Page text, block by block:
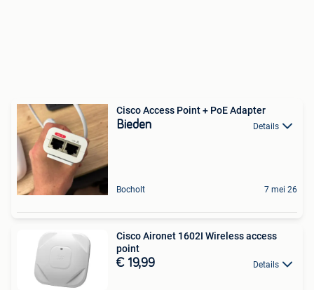
Cisco Access Point + PoE Adapter
Bieden Details
Bocholt 7 mei 26
Cisco Aironet 1602I Wireless access
point
€ 19,99 Details